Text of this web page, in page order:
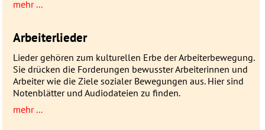
mehr ...
Arbeiterlieder
Lieder gehören zum kulturellen Erbe der Arbeiterbewegung.
Sie drücken die Forderungen bewusster Arbeiterinnen und
Arbeiter wie die Ziele sozialer Bewegungen aus. Hier sind
Notenblätter und Audiodateien zu finden.
mehr ...